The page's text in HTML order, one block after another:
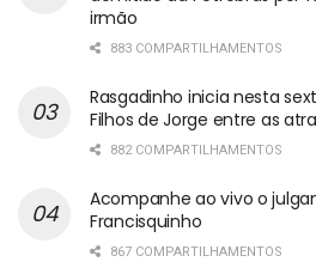
irmão
883 COMPARTILHAMENTOS
Rasgadinho inicia nesta
Filhos de Jorge entre as
882 COMPARTILHAMENTOS
Acompanhe ao vivo o
Francisquinho
867 COMPARTILHAMENTOS